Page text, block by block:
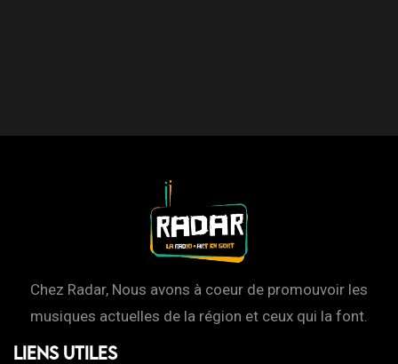
Chez Radar, Nous avons à coeur de promouvoir les
musiques actuelles de la région et ceux qui la font.
Liens Utiles